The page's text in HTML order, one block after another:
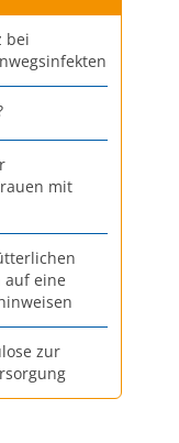
bei
mit
auf eine
zur